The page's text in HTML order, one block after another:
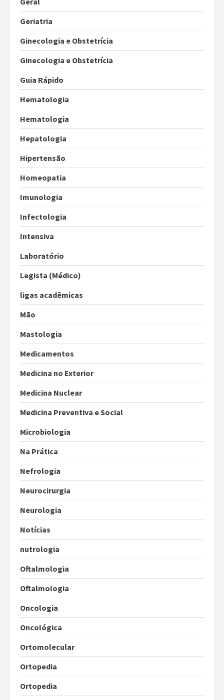
Geriatria
Ginecologia e Obstetrícia
Ginecologia e Obstetrícia
Guia Rápido
Hematologia
Hematologia
Hepatologia
Hipertensão
Homeopatia
Imunologia
Infectologia
Intensiva
Laboratório
Legista (Médico)
ligas acadêmicas
Mão
Mastologia
Medicamentos
Medicina no Exterior
Medicina Nuclear
Medicina Preventiva e Social
Microbiologia
Na Prática
Nefrologia
Neurocirurgia
Neurologia
Notícias
nutrologia
Oftalmologia
Oftalmologia
Oncologia
Oncológica
Ortomolecular
Ortopedia
Ortopedia